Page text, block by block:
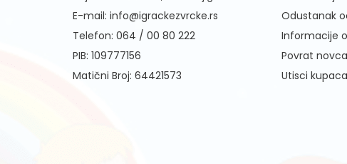
E-mail: info@igrackezvrcke.rs
Telefon: 064 / 00 80 222
PIB: 109777156
Matični Broj: 64421573
Odustanak
Informacije
Povrat novca
Utisci kupaca